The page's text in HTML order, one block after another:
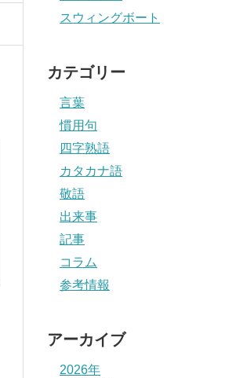
スウィングボート
カテゴリー
言葉
慣用句
四字熟語
カタカナ語
敬語
出来事
記事
コラム
参考情報
アーカイブ
2026年